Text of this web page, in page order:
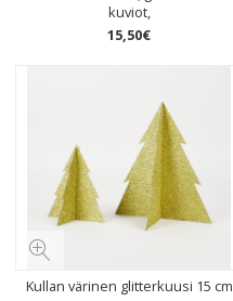
kuviot,
15,50€
Kullan värinen glitterkuusi 15 cm